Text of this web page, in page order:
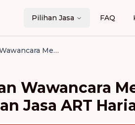
Pilihan Jasa FAQ
Pentingnya Melakukan Wawancara Mendalam untuk Memastikan Keamanan Jasa ART Harian
Wawancara
Jasa ART